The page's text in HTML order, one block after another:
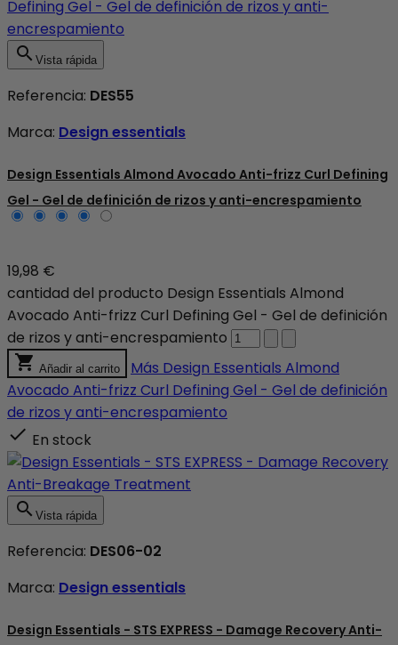
 Vista rápida
Referencia: DES55
Marca: Design essentials
Design Essentials Almond Avocado Anti-frizz Curl Defining
Gel - Gel de definición de rizos y anti-encrespamiento
19,98 €
cantidad del producto Design Essentials Almond
Avocado Anti-frizz Curl Defining Gel - Gel de definición
de rizos y anti-encrespamiento
 Añadir al carrito Más Design Essentials Almond
Avocado Anti-frizz Curl Defining Gel - Gel de definición
de rizos y anti-encrespamiento
 En stock
 Vista rápida
Referencia: DES06-02
Marca: Design essentials
Design Essentials - STS EXPRESS - Damage Recovery Anti-